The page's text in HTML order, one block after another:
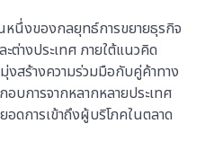
หนึ่งของกลยุทธ์การขยายธุรกิจ
ต่างประเทศ ภายใต้แนวคิด
สร้างความร่วมมือกับคู่ค้าทาง
บการจากหลากหลายประเทศ
อดการเข้าถึงผู้บริโภคในตลาด